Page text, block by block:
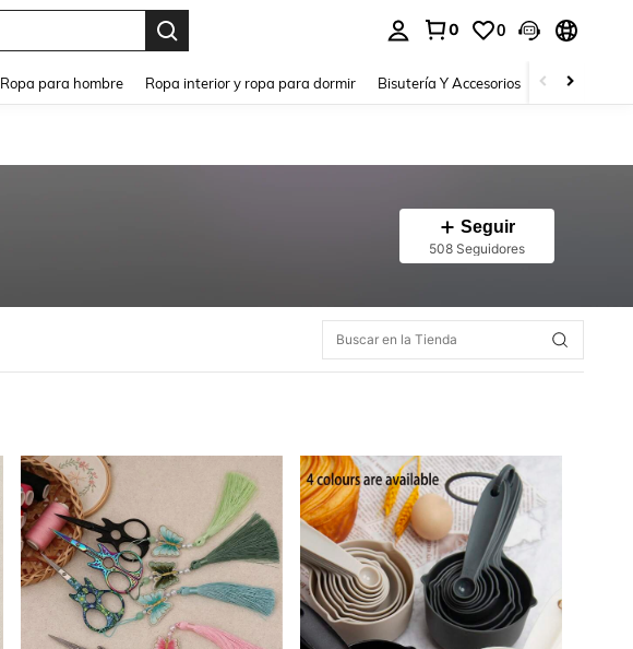
0 0
Ropa para hombre Ropa interior y ropa para dormir Bisutería Y Accesorios Zapatos
Seguir
508 Seguidores